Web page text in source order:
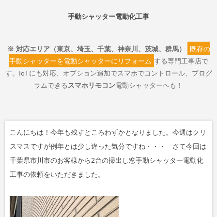
手動シャッター電動化工事
※ 対応エリア（東京、埼玉、千葉、神奈川、茨城、群馬）
既存の
手動シャッターを電動シャッターにリフォーム する専門工事店で
す。IoTにも対応、オプション追加でスマホでコントロール、プログ
ラムできる スマホリモコン電動シャッターへも！
こんにちは！今年も残すところわずかとなりました。今週はクリ
スマスですが例年とは少し違った気分ですね・・・ さて今回は
千葉県市川市のお客様から2台の掃出し窓手動シャッター電動化
工事の依頼をいただきました。